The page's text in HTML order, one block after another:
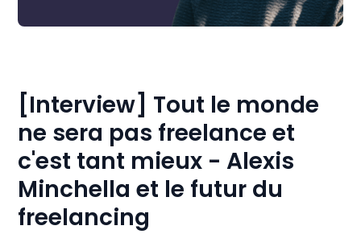
[Interview] Tout le monde
ne sera pas freelance et
c'est tant mieux - Alexis
Minchella et le futur du
freelancing